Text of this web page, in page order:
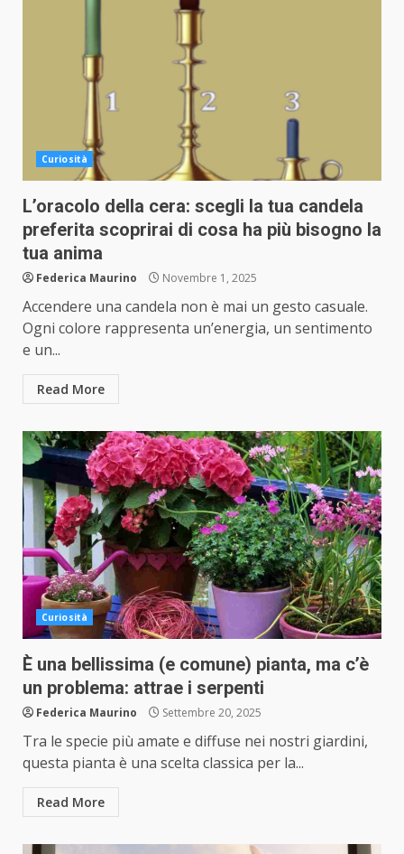
Curiosità
L’oracolo della cera: scegli la tua candela
preferita scoprirai di cosa ha più bisogno la
tua anima
Federica Maurino Novembre 1, 2025
Accendere una candela non è mai un gesto casuale.
Ogni colore rappresenta un’energia, un sentimento
e un...
Read More
Curiosità
È una bellissima (e comune) pianta, ma c’è
un problema: attrae i serpenti
Federica Maurino Settembre 20, 2025
Tra le specie più amate e diffuse nei nostri giardini,
questa pianta è una scelta classica per la...
Read More